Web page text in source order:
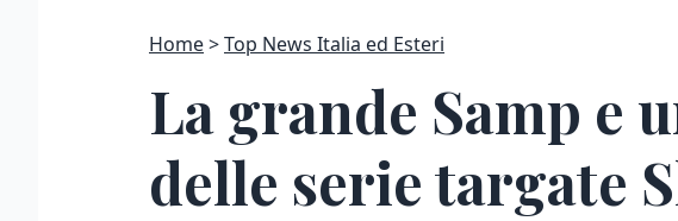
Home Top News Italia ed Esteri
La grande Samp e
delle serie targate